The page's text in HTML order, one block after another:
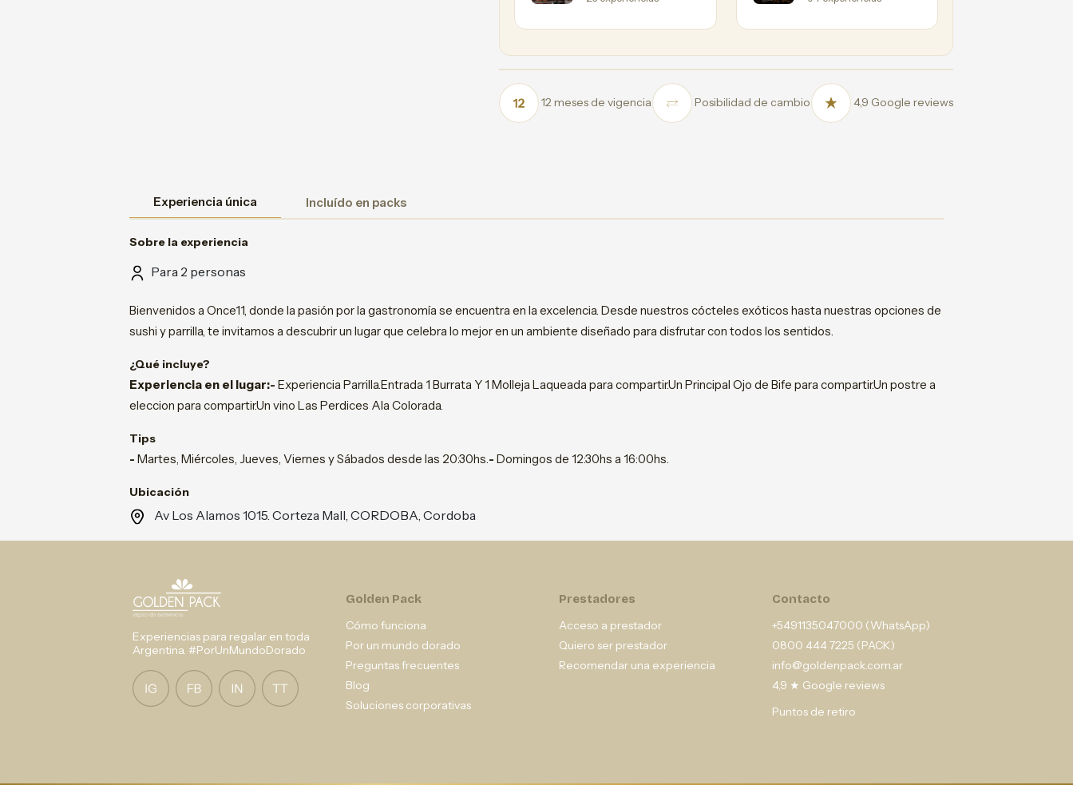
12 meses de vigencia Posibilidad de cambio 4,9 Google reviews
Experiencia única Incluído en packs
Sobre la experiencia
Para 2 personas
Bienvenidos a Once11, donde la pasión por la gastronomía se encuentra en la excelencia. Desde nuestros cócteles exóticos hasta nuestras opciones de
sushi y parrilla, te invitamos a descubrir un lugar que celebra lo mejor en un ambiente diseñado para disfrutar con todos los sentidos.
¿Qué incluye?
Experiencia en el lugar:- Experiencia Parrilla.Entrada 1 Burrata Y 1 Molleja Laqueada para compartir.Un Principal Ojo de Bife para compartir.Un postre a
eleccion para compartir.Un vino Las Perdices Ala Colorada.
Tips
- Martes, Miércoles, Jueves, Viernes y Sábados desde las 20:30hs.- Domingos de 12:30hs a 16:00hs.
Ubicación
Av Los Alamos 1015. Corteza Mall, CORDOBA, Cordoba
Experiencias para regalar en toda
Argentina. #PorUnMundoDorado
Golden Pack
Cómo funciona
Por un mundo dorado
Preguntas frecuentes
Blog
Soluciones corporativas
Prestadores
Acceso a prestador
Quiero ser prestador
Recomendar una experiencia
Contacto
+5491135047000 (WhatsApp)
0800 444 7225 (PACK)
info@goldenpack.com.ar
4,9 ★ Google reviews
Puntos de retiro